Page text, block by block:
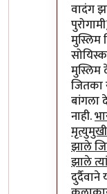
वादंग
मुस्लिम
मुस्लिम
जितका
बांगला
नाही.
झाले
झाले